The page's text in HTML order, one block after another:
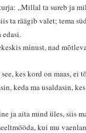
„Millal ta sureb ja
ta räägib valet; tema
minust, nad
kes kord on maas, ei
keda ma usaldasin,
ja aita mind üles, siis
kui mu